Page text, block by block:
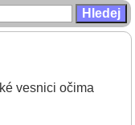
vesnici očima